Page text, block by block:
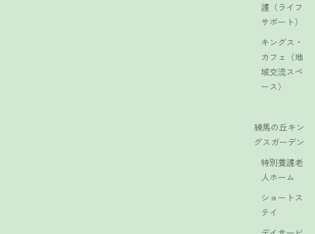
護（ライフ
サポート）
キングス・
カフェ（地
域交流スペ
ース）
練馬の丘キン
グスガーデン
特別養護老
人ホーム
ショートス
テイ